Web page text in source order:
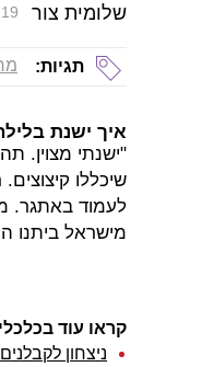
שלומית צור
תגיות:
איך ישנת
"ישנתי מצוין.
שיכללו
לעמוד באתגר.
מישראל ביתנו
קראו עוד
ניצחון